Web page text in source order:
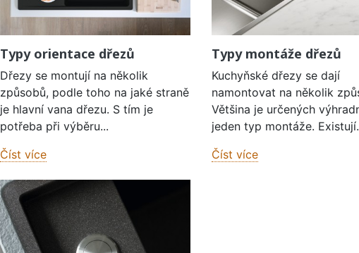
Typy orientace dřezů
Dřezy se montují na několik
způsobů, podle toho na jaké straně
je hlavní vana dřezu. S tím je
potřeba při výběru...
Číst více
Typy montáže dřezů
Kuchyňské dřezy se dají
namontovat na několik
Většina je určených
jeden typ montáže.
Číst více